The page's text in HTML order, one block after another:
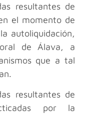
resultantes de
el momento de
autoliquidación,
de Álava, a
que a tal
resultantes de
por la